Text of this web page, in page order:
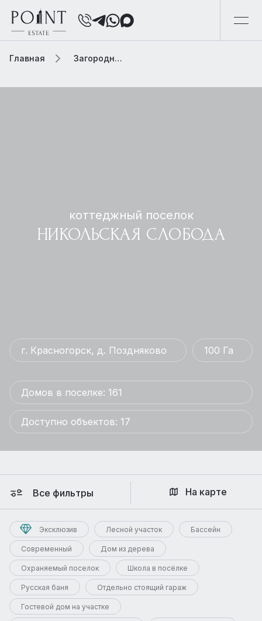
Главная Загородная элитная недвижимость
коттеджный поселок
НИКОЛЬСКАЯ СЛОБОДА
г. Красногорск, д. Поздняково 100 Га
Домов в поселке: 161
Доступно объектов: 17
Все фильтры
Эксклюзив Лесной участок Бассейн
Современный Дом из дерева
Охраняемый поселок Школа в посёлке
Русская баня Отдельно стоящий гараж
Гостевой дом на участке
На карте